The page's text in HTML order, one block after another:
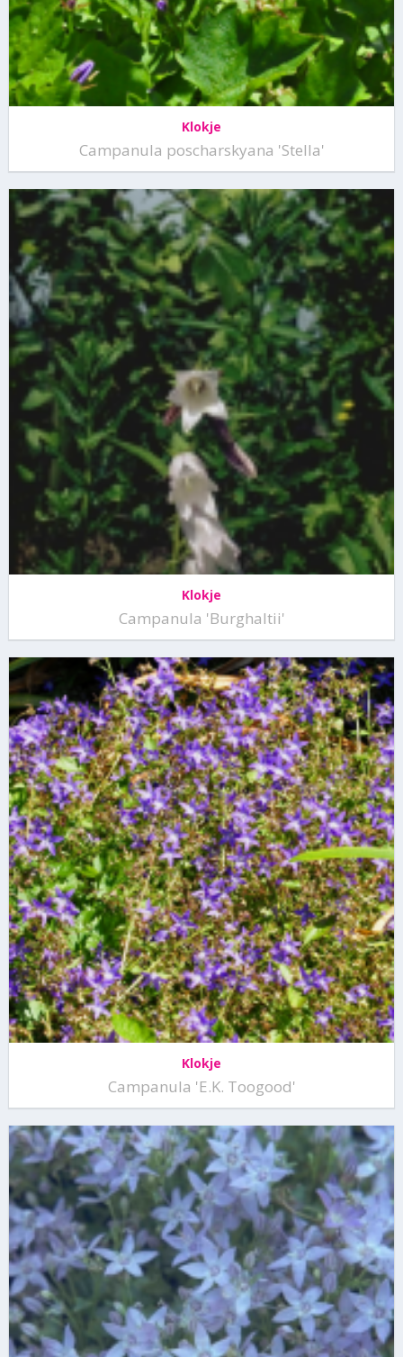
Klokje
Campanula poscharskyana 'Stella'
Klokje
Campanula 'Burghaltii'
Klokje
Campanula 'E.K. Toogood'